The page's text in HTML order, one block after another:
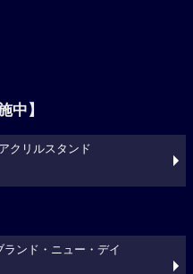
中】
クリルスタンド
ンド・ニュー・デイ